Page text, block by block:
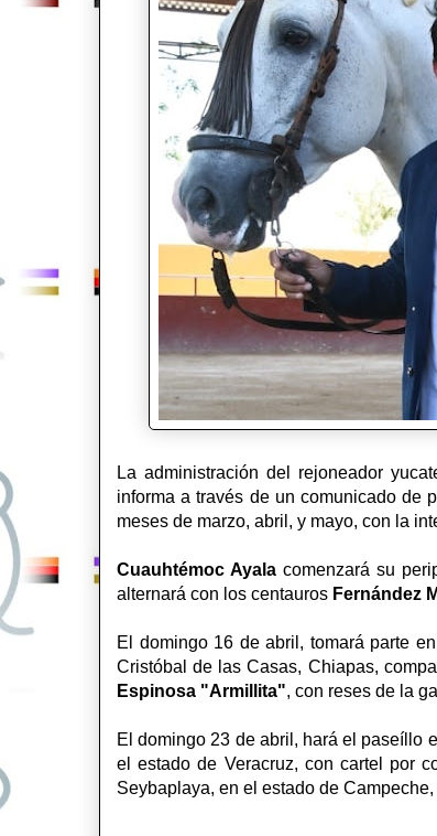
La administración del rejoneador
informa a través de un comunicado de
meses de marzo, abril, y mayo, con la
Cuauhtémoc Ayalacomenzará su
alternará con los centauros Fernández
El domingo 16 de abril, tomará parte
Cristóbal de las Casas, Chiapas,
Espinosa "Armillita", con reses de la
El domingo 23 de abril, hará el paseíllo
el estado de Veracruz, con cartel por
Seybaplaya, en el estado de